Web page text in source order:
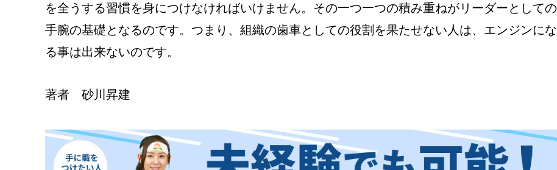
を全うする習慣を身につけなければいけません。その一つ一つの積み重ねがリーダーとしての
手腕の基礎となるのです。つまり、組織の歯車としての役割を果たせない人は、エンジンにな
る事は出来ないのです。
著者 砂川昇建